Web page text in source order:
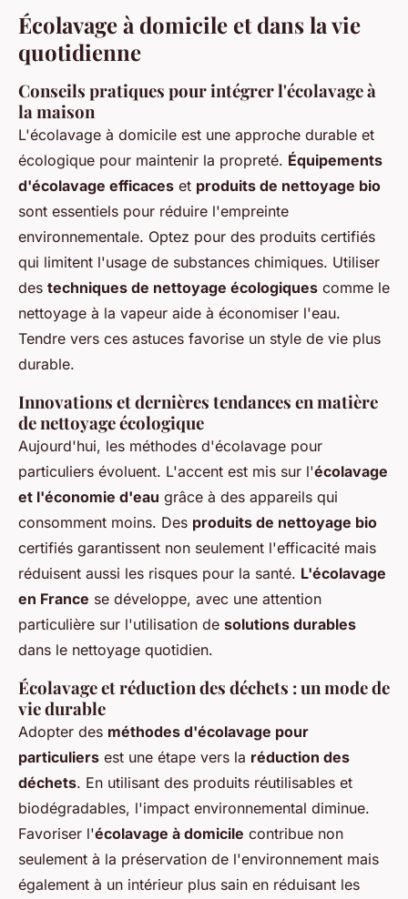
Écolavage à domicile et dans la vie
quotidienne
Conseils pratiques pour intégrer l'écolavage à
la maison
L'écolavage à domicile est une approche durable et
écologique pour maintenir la propreté. Équipements
d'écolavage efficaces et produits de nettoyage bio
sont essentiels pour réduire l'empreinte
environnementale. Optez pour des produits certifiés
qui limitent l'usage de substances chimiques. Utiliser
des techniques de nettoyage écologiques comme le
nettoyage à la vapeur aide à économiser l'eau.
Tendre vers ces astuces favorise un style de vie plus
durable.
Innovations et dernières tendances en matière
de nettoyage écologique
Aujourd'hui, les méthodes d'écolavage pour
particuliers évoluent. L'accent est mis sur l'écolavage
et l'économie d'eau grâce à des appareils qui
consomment moins. Des produits de nettoyage bio
certifiés garantissent non seulement l'efficacité mais
réduisent aussi les risques pour la santé. L'écolavage
en France se développe, avec une attention
particulière sur l'utilisation de solutions durables
dans le nettoyage quotidien.
Écolavage et réduction des déchets : un mode de
vie durable
Adopter des méthodes d'écolavage pour
particuliers est une étape vers la réduction des
déchets. En utilisant des produits réutilisables et
biodégradables, l'impact environnemental diminue.
Favoriser l'écolavage à domicile contribue non
seulement à la préservation de l'environnement mais
également à un intérieur plus sain en réduisant les